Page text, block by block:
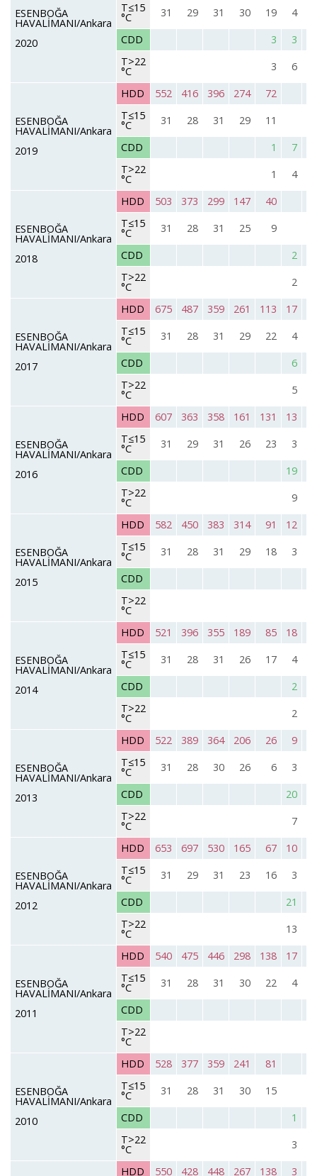
ESENBOĞA
HAVALİMANI/Ankara
2020
T≤15
°C 31 29 31 30 19
4
CDD
3 3
T>22
°C 3 6
ESENBOĞA
HAVALİMANI/Ankara
2019
HDD 552 416 396 274
72
T≤15
°C 31 28 31 29
11
CDD
1 7
T>22
°C 1 4
ESENBOĞA
HAVALİMANI/Ankara
2018
HDD 503 373 299 147
40
T≤15
°C 31 28 31 25
9
CDD
2
T>22
°C 2
ESENBOĞA
HAVALİMANI/Ankara
2017
HDD 675 487 359 261 113
17
T≤15
°C 31 28 31 29 22
4
CDD
6
T>22
°C 5
ESENBOĞA
HAVALİMANI/Ankara
2016
HDD 607 363 358 161 131
13
T≤15
°C 31 29 31 26 23
3
CDD
19
T>22
°C 9
ESENBOĞA
HAVALİMANI/Ankara
2015
HDD 582 450 383 314 91
12
T≤15
°C 31 28 31 29 18
3
CDD
T>22
°C
ESENBOĞA
HAVALİMANI/Ankara
2014
HDD 521 396 355 189 85
18
T≤15
°C 31 28 31 26 17
4
CDD
2
T>22
°C 2
ESENBOĞA
HAVALİMANI/Ankara
2013
HDD 522 389 364 206 26
9
T≤15
°C 31 28 30 26 6
3
CDD
20
T>22
°C 7
ESENBOĞA
HAVALİMANI/Ankara
2012
HDD 653 697 530 165 67
10
T≤15
°C 31 29 31 23 16
3
CDD
21
T>22
°C 13
ESENBOĞA
HAVALİMANI/Ankara
2011
HDD 540 475 446 298 138
17
T≤15
°C 31 28 31 30 22
4
CDD
T>22
°C
ESENBOĞA
HAVALİMANI/Ankara
2010
HDD 528 377 359 241
81
T≤15
°C 31 28 31 30
15
CDD
1
T>22
°C 3
HDD 550 428 448 267 138
3